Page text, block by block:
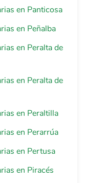
en Panticosa
en Peñalba
en Peralta de
en Peralta de
en Peraltilla
en Perarrúa
en Pertusa
en Piracés